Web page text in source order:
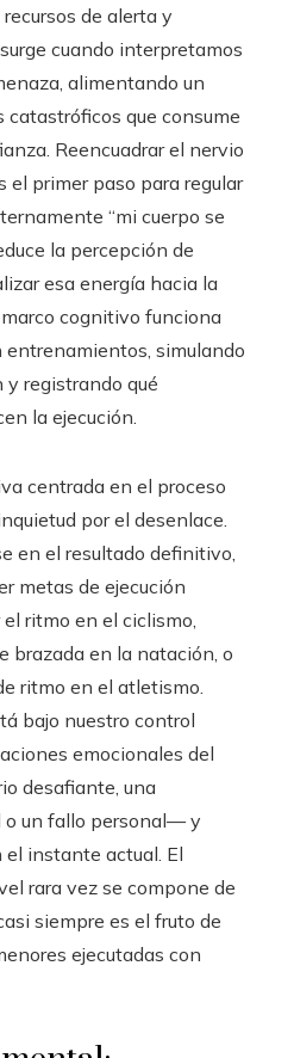
de alerta y
cuando interpretamos
alimentando un
que consume
Reencuadrar el nervio
el primer paso para regular
“mi cuerpo se
la percepción de
esa energía hacia la
cognitivo funciona
entrenamientos, simulando
registrando qué
la ejecución.
centrada en el proceso
por el desenlace.
en el resultado definitivo,
metas de ejecución
ritmo en el ciclismo,
brazada en la natación, o
ritmo en el atletismo.
bajo nuestro control
emocionales del
desafiante, una
un fallo personal— y
instante actual. El
rara vez se compone de
siempre es el fruto de
ejecutadas con